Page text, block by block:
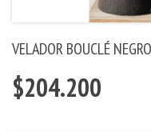
VELADOR BOUCLÉ NEGRO
$204.200